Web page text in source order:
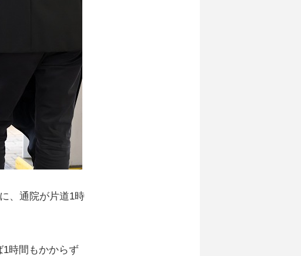
、通院が片道1時
1時間もかからず